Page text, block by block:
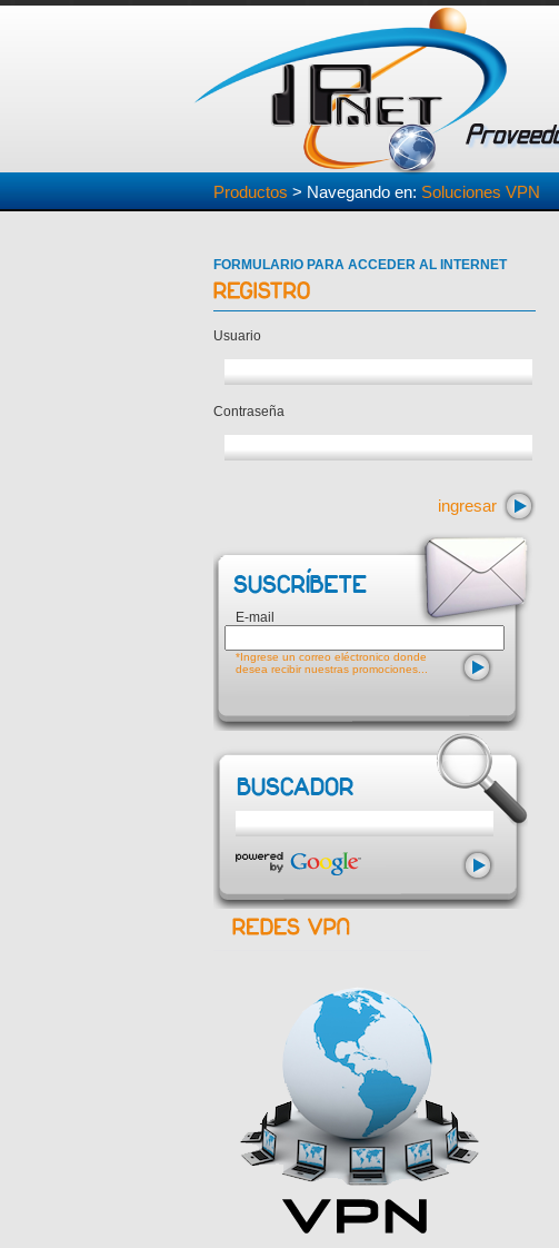
Productos > Navegando en: Soluciones VPN
FORMULARIO PARA ACCEDER AL INTERNET
Usuario
Contraseña
ingresar
E-mail
*Ingrese un correo eléctronico donde
desea recibir nuestras promociones...